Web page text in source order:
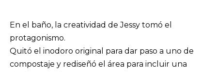
En el baño, la creatividad de Jessy tomó el
protagonismo.
Quitó el inodoro original para dar paso a uno de
compostaje y rediseñó el área para incluir una